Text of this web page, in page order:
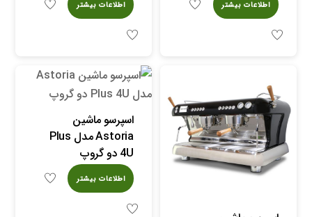
اطلاعات بیشتر اطلاعات بیشتر
اسپرسو ماشین
Astoria مدل Plus
4U دو گروپ
اطلاعات بیشتر